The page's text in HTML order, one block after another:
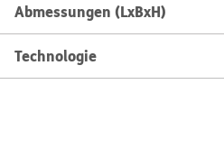
Abmessungen (LxBxH)
Technologie